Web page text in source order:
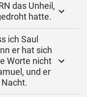
das Unheil,
hatte.
ich Saul
er hat sich
Worte nicht
und er
Nacht.